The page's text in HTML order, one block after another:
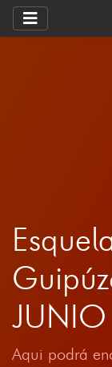
Aqui podrá